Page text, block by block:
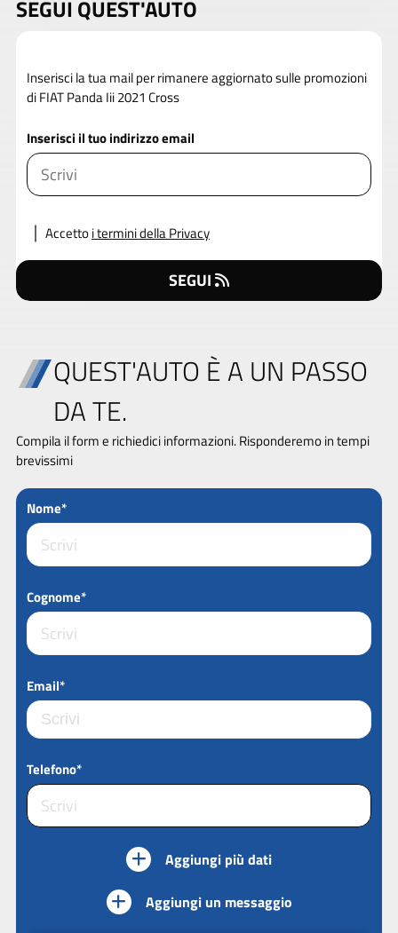
SEGUI QUEST'AUTO
Inserisci la tua mail per rimanere aggiornato sulle promozioni
di FIAT Panda Iii 2021 Cross
Inserisci il tuo indirizzo email
Accettoi termini della Privacy
SEGUI
QUEST'AUTO È A UN PASSO
DA TE.
Compila il form e richiedici informazioni. Risponderemo in tempi
brevissimi
Nome*
Cognome*
Email*
Telefono*
Aggiungi più dati
Aggiungi un messaggio